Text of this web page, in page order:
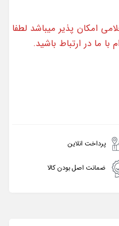
امکان پذیر میباشد لطفا
ما در ارتباط باشید.
پرداخت انلاین
ضمانت اصل بودن کالا